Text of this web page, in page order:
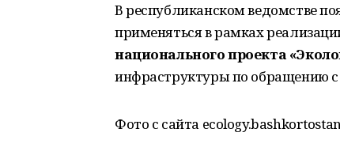
В республиканском ведомстве
применяться в рамках
национального проекта
инфраструктуры по обращению
Фото с сайта